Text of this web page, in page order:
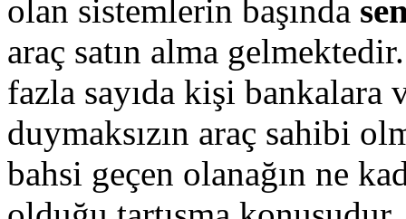
olan sistemlerin başında
araç satın alma
fazla sayıda kişi bankalara
duymaksızın araç sahibi
bahsi geçen olanağın ne